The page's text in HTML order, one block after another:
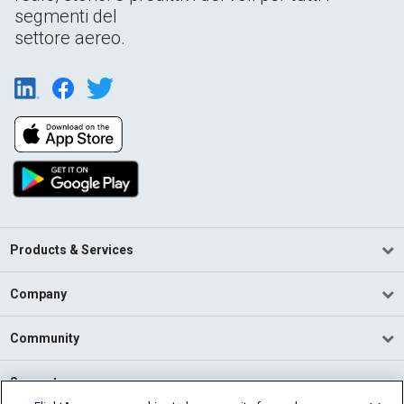
segmenti del
settore aereo.
Products & Services
Company
Community
Support